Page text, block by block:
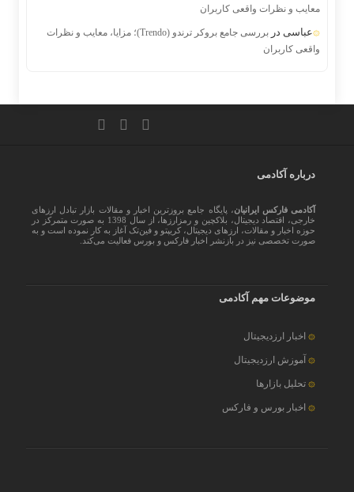
معایب و نظرات واقعی کاربران
عباسی در
بررسی جامع بروکر ترندو (Trendo)؛ مزایا، معایب و نظرات
واقعی کاربران
درباره آکادمی
آکادمی فارکس ایرانیان، پایگاه جامع بروزترین اخبار و مقالات بازار تبادل ارزهای
خارجی، اقتصاد دیجیتال، بلاکچین و رمزارزها، از سال 1398 به صورت متمرکز در
حوزه اخبار و مقالات، ارزهای‌ دیجیتال، کریپتو و فین‌تک آغاز به کار نموده است و به
صورت تخصصی نیز در بازنشر اخبار فارکس و بورس فعالیت می‌کند.
موضوعات مهم آکادمی
اخبار ارزدیجیتال
آموزش ارزدیجیتال
تحلیل بازارها
اخبار بورس و فارکس